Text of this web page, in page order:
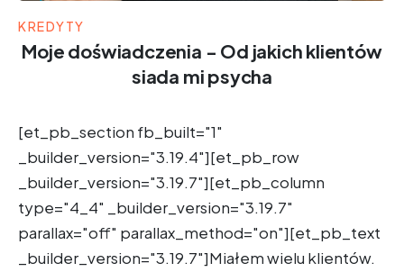
KREDYTY
Moje doświadczenia - Od jakich klientów
siada mi psycha
[et_pb_section fb_built="1"
_builder_version="3.19.4"][et_pb_row
_builder_version="3.19.7"][et_pb_column
type="4_4" _builder_version="3.19.7"
parallax="off" parallax_method="on"][et_pb_text
_builder_version="3.19.7"]Miałem wielu klientów.